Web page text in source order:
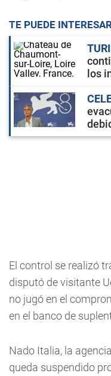
TE PUEDE
los
El control se realizó
disputó de visitante
no jugó en el
en el banco de
Nado Italia, la
queda suspendido